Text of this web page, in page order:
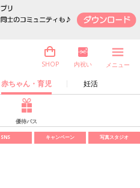
赤ちゃん・育児 妊活
SHOP 内祝い メニュー
優待パス
SNS キャンペーン 写真スタジオ